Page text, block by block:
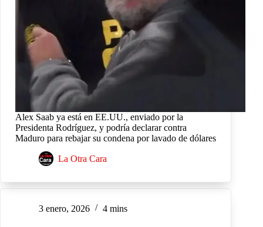
Alex Saab ya está en EE.UU., enviado por la
Presidenta Rodríguez, y podría declarar contra
Maduro para rebajar su condena por lavado de dólares
La Otra Cara
3 enero, 2026 4 mins